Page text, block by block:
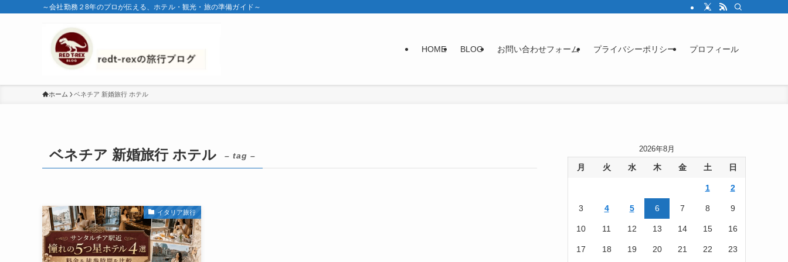
～会社勤務２8年のプロが伝える、ホテル・観光・旅の準備ガイド～
HOME BLOG お問い合わせフォーム プライバシーポリシー プロフィール
ホーム ベネチア 新婚旅行 ホテル
ベネチア 新婚旅行 ホテル – tag –
イタリア旅行
2026年8月
月 火 水 木 金 土 日
1 2
3 4 5 6 7 8 9
10 11 12 13 14 15 16
17 18 19 20 21 22 23